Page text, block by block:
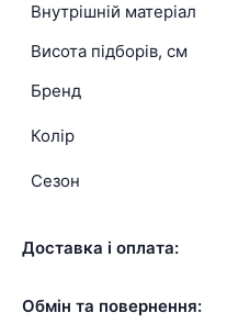
Внутрішній матеріал
Висота підборів, см
Бренд
Колір
Сезон
Доставка і оплата:
Обмін та повернення: